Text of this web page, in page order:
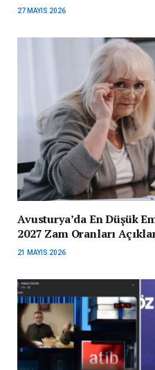
27 MAYIS 2026
Avusturya’da En Düşük
2027 Zam Oranları
21 MAYIS 2026